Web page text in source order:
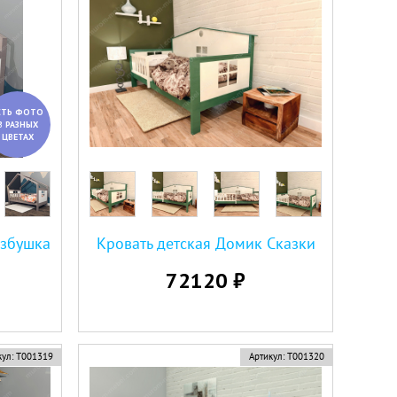
ФОТО
РАЗНЫХ
ЦВЕТАХ
Кровать детская Домик Сказки
72120 ₽
Т001319 Артикул: Т001320